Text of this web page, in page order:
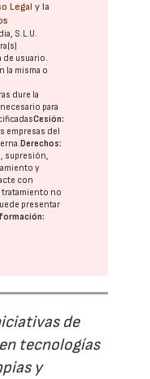
Legal y la
S.L.U.
de usuario.
la misma o
dure la
para
Cesión:
empresas del
Derechos:
supresión,
y
con
tratamiento no
presentar
de
tecnologías
y